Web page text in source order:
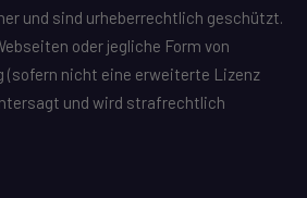
und sind urheberrechtlich geschützt.
oder jegliche Form von
(sofern nicht eine erweiterte Lizenz
und wird strafrechtlich